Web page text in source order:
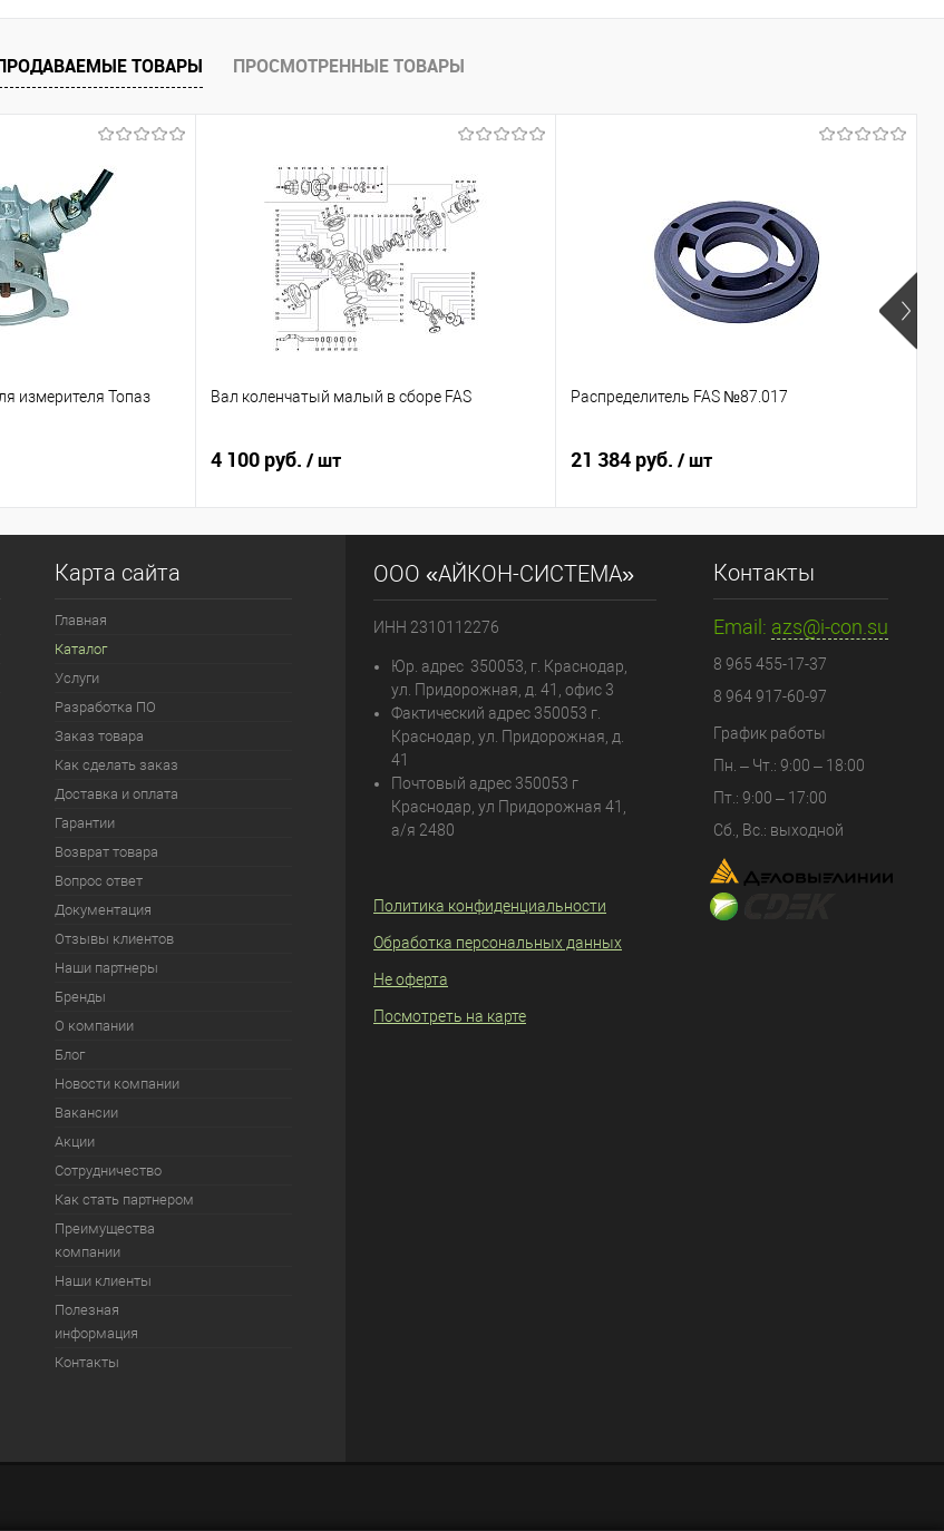
Купить в 1 клик
Сравнить
Купить в 1 клик
ТОВАРЫ ПРОСМОТРЕННЫЕ ТОВАРЫ
измерителя Топаз Вал коленчатый малый в сборе FAS
4 100 руб. / шт
Распределитель FAS №87.017
21 384 руб./ шт
Карта сайта
Главная
Каталог
Услуги
Разработка ПО
Заказ товара
Как сделать заказ
Доставка и оплата
Гарантии
Возврат товара
Вопрос ответ
Документация
Отзывы клиентов
Наши партнеры
Бренды
О компании
Блог
Новости компании
Вакансии
Акции
Сотрудничество
Как стать партнером
Преимущества
компании
Наши клиенты
Полезная
информация
Контакты
ООО «АЙКОН-СИСТЕМА»
ИНН 2310112276
Юр. адрес 350053, г. Краснодар,
ул. Придорожная, д. 41, офис 3
Фактический адрес350053 г.
Краснодар , ул. Придорожная, д.
41
Почтовый адрес 350053 г
Краснодар, ул Придорожная 41,
а/я 2480
Политика конфиденциальности
Обработка персональных данных
Не оферта
Посмотреть на карте
Контакты
Email: azs@i-con.su
8 965 455-17-37
8 964 917-60-97
График работы
Пн. – Чт.: 9:00 – 18:00
Пт.: 9:00 – 17:00
Сб., Вс.: выходной